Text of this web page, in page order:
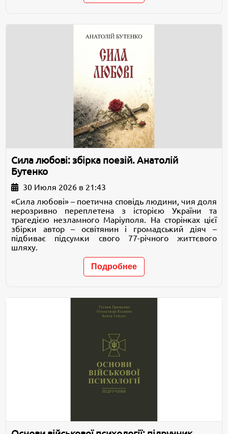
Сила любові: збірка поезій. Анатолій
Бутенко
30 Июля 2026 в 21:43
«Сила любові» – поетична сповідь людини, чия доля
нерозривно переплетена з історією України та
трагедією незламного Маріуполя. На сторінках цієї
збірки автор – освітянин і громадський діяч –
підбиває підсумки свого 77-річного життєвого
шляху.
Подробнее